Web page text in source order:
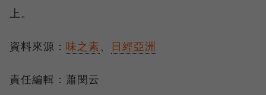
上。
資料來源： 味之素、 日經亞洲
責任編輯：蕭閔云